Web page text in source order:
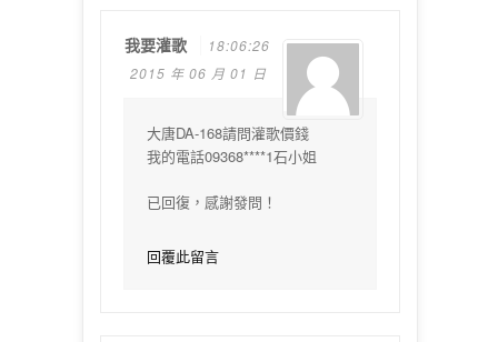
我要灌歌
18:06:26
2015 年 06 月 01 日
大唐DA-168請問灌歌價錢
我的電話09368****1石小姐
已回復，感謝發問！
回覆此留言